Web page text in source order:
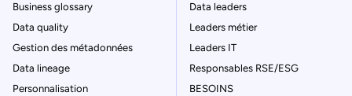
Business glossary
Data quality
Gestion des métadonnées
Data lineage
Personnalisation
Data leaders
Leaders métier
Leaders IT
Responsables RSE/ESG
BESOINS